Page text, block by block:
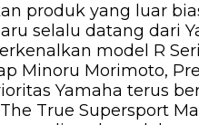
produk yang luar
selalu datang dari
model R
Minoru Morimoto,
Yamaha terus
True Supersport